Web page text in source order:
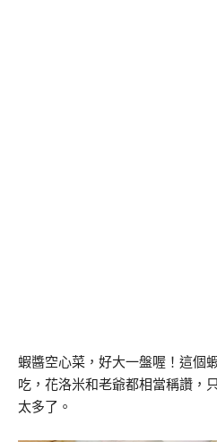
蝦醬空心菜，好大一盤喔！這個
吃，花洛米和老爺都相當稱讚，
太多了。